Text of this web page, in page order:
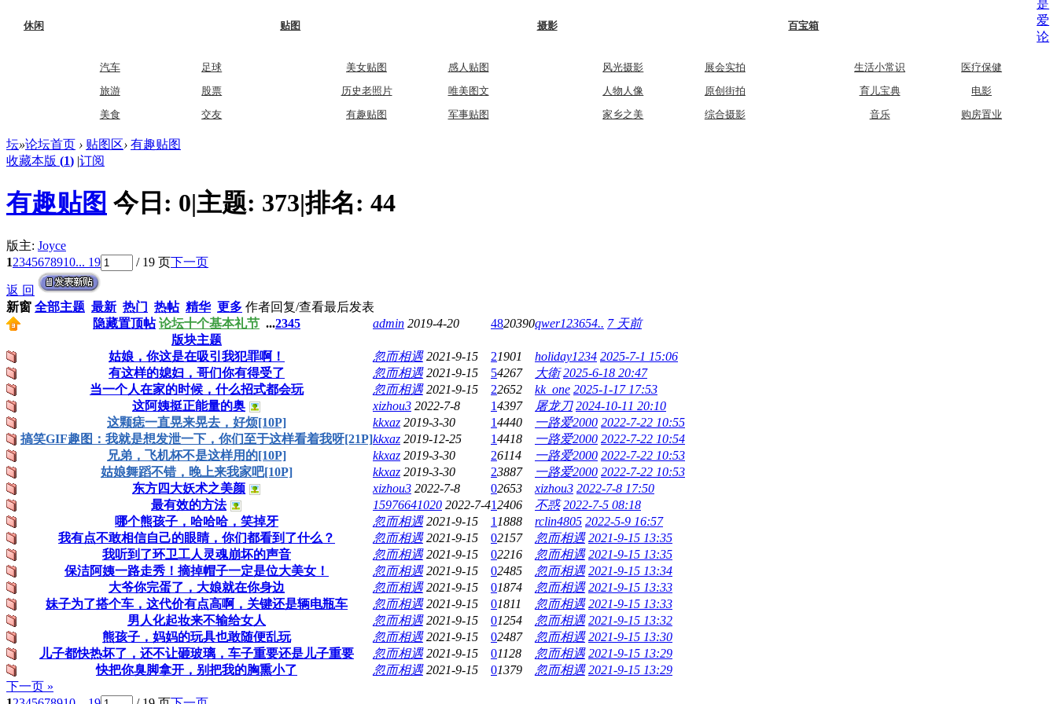
休闲
汽车
足球
旅游
股票
美食
交友
贴图
美女贴图
感人贴图
历史老照片
唯美图文
有趣贴图
军事贴图
摄影
风光摄影
展会实拍
人物人像
原创街拍
家乡之美
综合摄影
百宝箱
生活小常识
医疗保健
育儿宝典
电影
音乐
购房置业
是
爱
论
坛»论坛首页 › 贴图区› 有趣贴图
收藏本版 (1) |订阅
有趣贴图 今日: 0|主题: 373|排名: 44
版主: Joyce
12345678910... 19 / 19 页下一页
返 回
新窗 全部主题 最新 热门 热帖 精华 更多 作者回复/查看最后发表
隐藏置顶帖 论坛十个基本礼节 ...2345 admin 2019-4-20 4820390qwer123654.. 7 天前
版块主题
姑娘，你这是在吸引我犯罪啊！
忽而相遇 2021-9-15 21901 holiday1234 2025-7-1 15:06
有这样的媳妇，哥们你有得受了
忽而相遇 2021-9-15 54267 大衛 2025-6-18 20:47
当一个人在家的时候，什么招式都会玩
忽而相遇 2021-9-15 22652 kk_one 2025-1-17 17:53
这阿姨挺正能量的奥
xizhou3 2022-7-8 14397 屠龙刀 2024-10-11 20:10
这颗痣一直晃来晃去，好烦[10P]
kkxaz 2019-3-30 14440 一路爱2000 2022-7-22 10:55
搞笑GIF趣图：我就是想发泄一下，你们至于这样看着我呀[21P]kkxaz 2019-12-25 14418 一路爱2000 2022-7-22 10:54
兄弟，飞机杯不是这样用的[10P]
kkxaz 2019-3-30 26114 一路爱2000 2022-7-22 10:53
姑娘舞蹈不错，晚上来我家吧[10P]
kkxaz 2019-3-30 23887 一路爱2000 2022-7-22 10:53
东方四大妖术之美颜
xizhou3 2022-7-8 02653 xizhou3 2022-7-8 17:50
最有效的方法
15976641020 2022-7-412406 不惑 2022-7-5 08:18
哪个熊孩子，哈哈哈，笑掉牙
忽而相遇 2021-9-15 1 1888 rclin4805 2022-5-9 16:57
我有点不敢相信自己的眼睛，你们都看到了什么？
忽而相遇 2021-9-15 02157 忽而相遇 2021-9-15 13:35
我听到了环卫工人灵魂崩坏的声音
忽而相遇 2021-9-15 02216 忽而相遇 2021-9-15 13:35
保洁阿姨一路走秀！摘掉帽子一定是位大美女！
忽而相遇 2021-9-15 02485 忽而相遇 2021-9-15 13:34
大爷你完蛋了，大娘就在你身边
忽而相遇 2021-9-15 01874 忽而相遇 2021-9-15 13:33
妹子为了搭个车，这代价有点高啊，关键还是辆电瓶车
忽而相遇 2021-9-15 01811 忽而相遇 2021-9-15 13:33
男人化起妆来不输给女人
忽而相遇 2021-9-15 01254 忽而相遇 2021-9-15 13:32
熊孩子，妈妈的玩具也敢随便乱玩
忽而相遇 2021-9-15 02487 忽而相遇 2021-9-15 13:30
儿子都快热坏了，还不让砸玻璃，车子重要还是儿子重要
忽而相遇 2021-9-15 01128 忽而相遇 2021-9-15 13:29
快把你臭脚拿开，别把我的胸熏小了
忽而相遇 2021-9-15 01379 忽而相遇 2021-9-15 13:29
下一页 »